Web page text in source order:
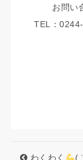
お問い
TEL：
わくわく ( ¨̮